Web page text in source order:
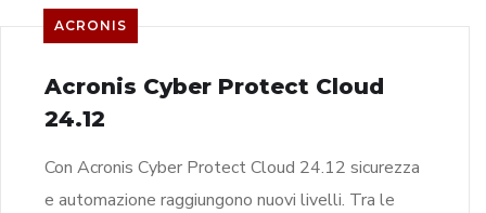
ACRONIS
Acronis Cyber Protect Cloud
24.12
Con Acronis Cyber Protect Cloud 24.12 sicurezza
e automazione raggiungono nuovi livelli. Tra le